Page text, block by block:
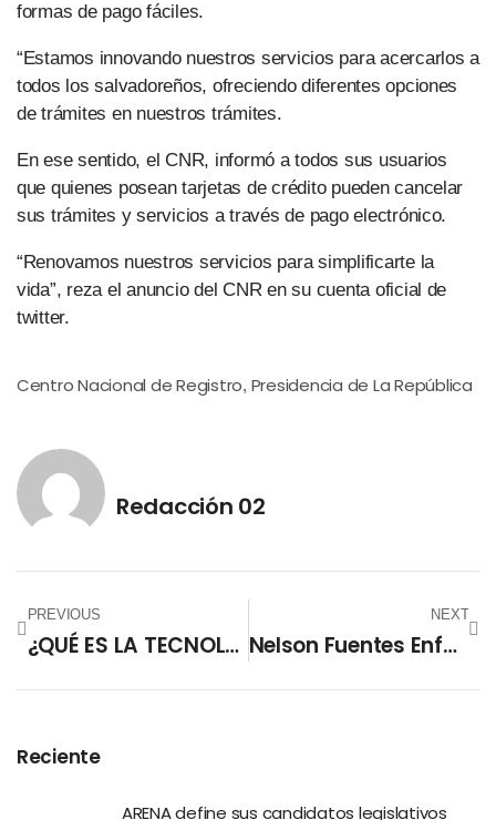
formas de pago fáciles.
“Estamos innovando nuestros servicios para acercarlos a
todos los salvadoreños, ofreciendo diferentes opciones
de trámites en nuestros trámites.
En ese sentido, el CNR, informó a todos sus usuarios
que quienes posean tarjetas de crédito pueden cancelar
sus trámites y servicios a través de pago electrónico.
“Renovamos nuestros servicios para simplificarte la
vida”, reza el anuncio del CNR en su cuenta oficial de
twitter.
Centro Nacional de Registro, Presidencia de La República
Redacción 02
PREVIOUS
¿QUÉ ES LA TECNOLOGÍA SANICLEAN® DE DRY CLEANING MARTINIZING?
NEXT
Nelson Fuentes Enfatiza En La Importancia De La Facturación Electrónica
Reciente
ARENA define sus candidatos legislativos